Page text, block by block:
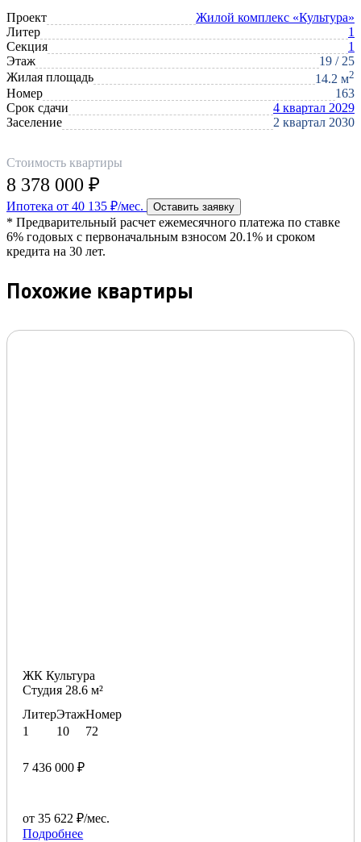
Проект
Жилой комплекс «Культура»
Литер
1
Секция
1
Этаж
19 / 25
Жилая площадь
14.2 м2
Номер
163
Срок сдачи
4 квартал 2029
Заселение
2 квартал 2030
Стоимость квартиры
8 378 000 ₽
Ипотека от 40 135 ₽/мес. Оставить заявку
* Предварительный расчет ежемесячного платежа по ставке
6% годовых с первоначальным взносом 20.1% и сроком
кредита на 30 лет.
Похожие квартиры
ЖК Культура
Студия 28.6 м²
Литер
1
Этаж
10
Номер
72
7 436 000 ₽
от 35 622 ₽/мес.
Подробнее